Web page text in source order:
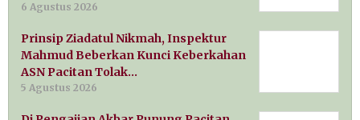
6 Agustus 2026
Prinsip Ziadatul Nikmah, Inspektur
Mahmud Beberkan Kunci Keberkahan
ASN Pacitan Tolak…
5 Agustus 2026